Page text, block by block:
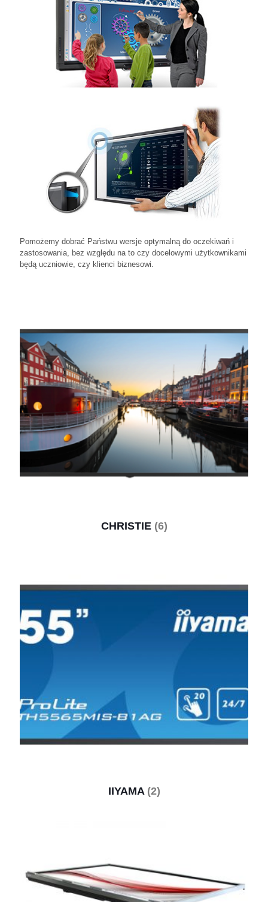
Pomożemy dobrać Państwu wersje optymalną do oczekiwań i
zastosowania, bez względu na to czy docelowymi użytkownikami
będą uczniowie, czy klienci biznesowi.
CHRISTIE (6)
IIYAMA (2)